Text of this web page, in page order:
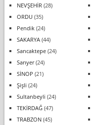
NEVŞEHİR (28)
ORDU (35)
Pendik(24)
SAKARYA(44)
Sancaktepe(24)
Sarıyer(24)
SİNOP (21)
Şişli (24)
Sultanbeyli (24)
TEKİRDAĞ(47)
TRABZON(45)